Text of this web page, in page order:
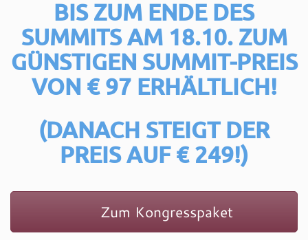
BIS ZUM ENDE DES
SUMMITS AM 18.10. ZUM
GÜNSTIGEN SUMMIT-PREIS
VON € 97 ERHÄLTLICH!
(DANACH STEIGT DER
PREIS AUF € 249!)
Zum Kongresspaket